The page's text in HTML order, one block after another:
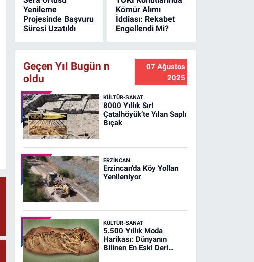
Yenileme
Projesinde Başvuru
Süresi Uzatıldı
Kömür Alımı
İddiası: Rekabet
Engellendi Mi?
Geçen Yıl Bugün n
oldu
07 Ağustos
2025
KÜLTÜR-SANAT
8000 Yıllık Sır!
Çatalhöyük’te Yılan Saplı
Bıçak
ERZINCAN
Erzincan’da Köy Yolları
Yenileniyor
KÜLTÜR-SANAT
5.500 Yıllık Moda
Harikası: Dünyanın
Bilinen En Eski Deri